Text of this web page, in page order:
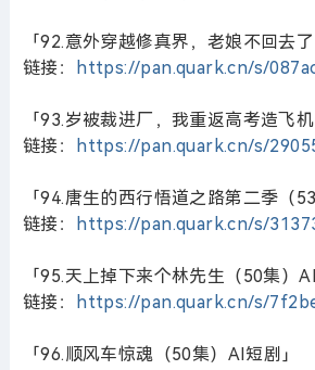
「92.意外穿越修真界，老娘不回去
链接：
https://pan.quark.cn/s/
「93.岁被裁进厂，我重返高考造飞
链接：
https://pan.quark.cn/s/
「94.唐生的西行悟道之路第二季（
链接：
https://pan.quark.cn/s/
「95.天上掉下来个林先生（50集）AI
链接：
https://pan.quark.cn/s/
「96.顺风车惊魂（50集）AI短剧」